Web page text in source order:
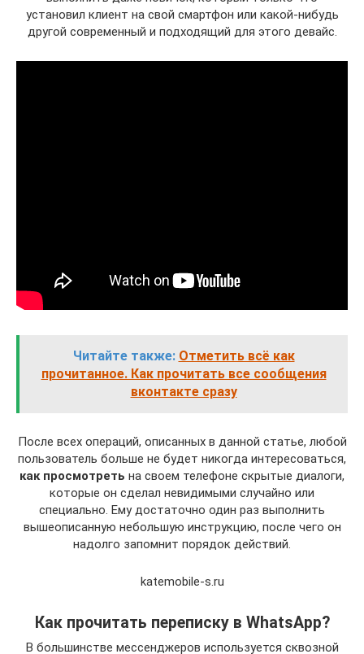
установил клиент на свой смартфон или какой-нибудь
другой современный и подходящий для этого девайс.
Читайте также: Отметить всё как
прочитанное. Как прочитать все сообщения
вконтакте сразу
После всех операций, описанных в данной статье, любой
пользователь больше не будет никогда интересоваться,
как просмотреть на своем телефоне скрытые диалоги,
которые он сделал невидимыми случайно или
специально. Ему достаточно один раз выполнить
вышеописанную небольшую инструкцию, после чего он
надолго запомнит порядок действий.
katemobile-s.ru
Как прочитать переписку в WhatsApp?
В большинстве мессенджеров используется сквозной